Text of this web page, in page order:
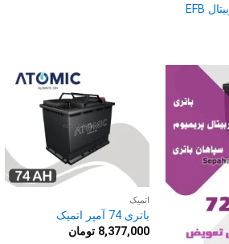
اتمیک
باتری 74 آمپر اتمیک
8,377,000 تومان